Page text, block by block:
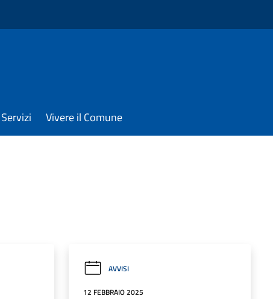
Servizi Vivere il Comune
AVVISI
12 FEBBRAIO 2025